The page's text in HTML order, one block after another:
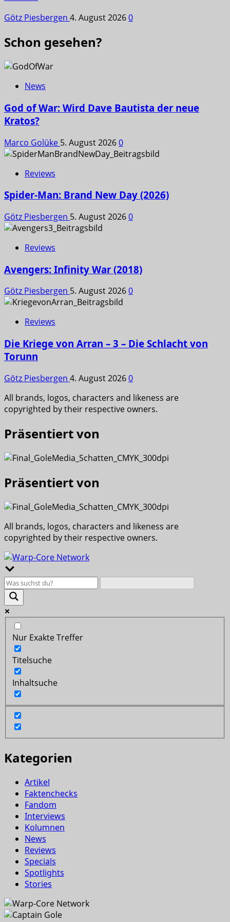
Götz Piesbergen 4. August 20260
Schon gesehen?
News
God of War: Wird Dave Bautista der neue
Kratos?
Marco Golüke 5. August 20260
Reviews
Spider-Man: Brand New Day (2026)
Götz Piesbergen 5. August 20260
Reviews
Avengers: Infinity War (2018)
Götz Piesbergen 5. August 20260
Reviews
Die Kriege von Arran – 3 – Die Schlacht von
Torunn
Götz Piesbergen 4. August 20260
All brands, logos, characters and likeness are
copyrighted by their respective owners.
Präsentiert von
Präsentiert von
All brands, logos, characters and likeness are
copyrighted by their respective owners.
Nur Exakte Treffer
Titelsuche
Inhaltsuche
Kategorien
Artikel
Faktenchecks
Fandom
Interviews
Kolumnen
News
Reviews
Specials
Spotlights
Stories